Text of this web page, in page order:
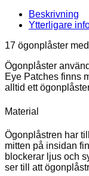
Beskrivning
Ytterligare
17 ögonplåster
Ögonplåster
Eye Patches finns
alltid ett
Material
Ögonplåstren har
mitten på insidan
blockerar ljus och
ser till att